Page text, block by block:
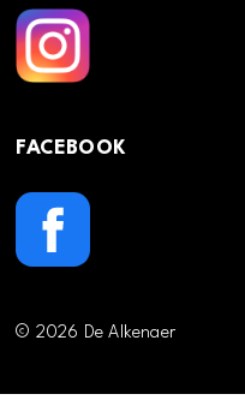
FACEBOOK
© 2026 De Alkenaer